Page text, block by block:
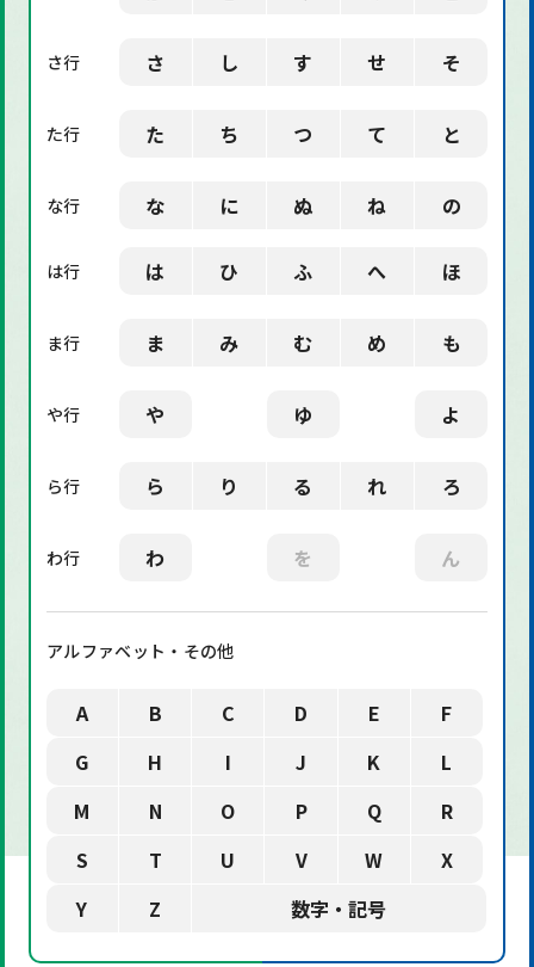
さ行 さ し す せ そ
た行 た ち つ て と
な行 な に ぬ ね の
は行 は ひ ふ へ ほ
ま行 ま み む め も
や行 や ゆ よ
ら行 ら り る れ ろ
わ行 わ を ん
アルファベット・その他
A B C D E
F
G
H I J K
L
M
N O P Q
R
S
T U V W
X
Y
Z 数字・記号